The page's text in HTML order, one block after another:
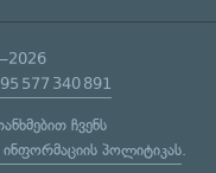
577 340 891
ჩვენს
პოლიტიკას.